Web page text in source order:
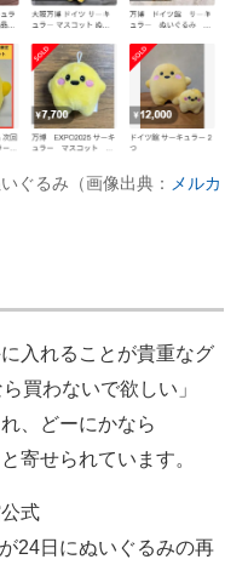
ぐるみ（画像出典： メルカ
入れることが貴重なグ
買わないで欲しい」
、どーにかなら
寄せられています。
式
が24日にぬいぐるみの再